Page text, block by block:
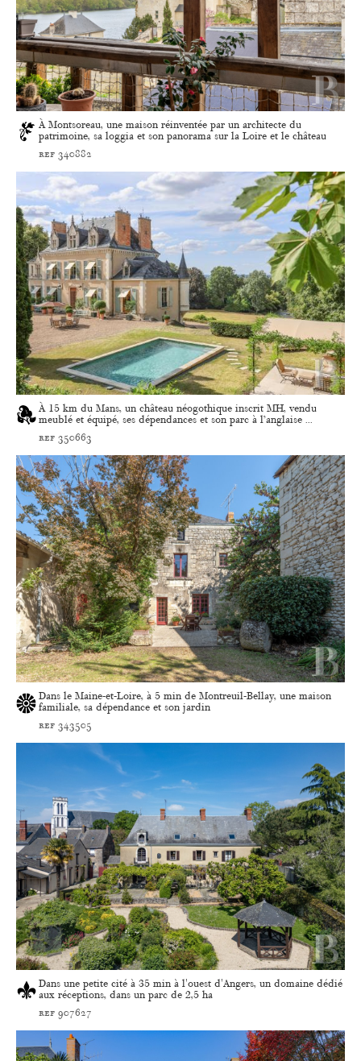
À Montsoreau, une maison réinventée par un architecte du
patrimoine, sa loggia et son panorama sur la Loire et le château
ref 340882
À 15 km du Mans, un château néogothique inscrit MH, vendu
meublé et équipé, ses dépendances et son parc à l’anglaise ...
ref 350663
Dans le Maine-et-Loire, à 5 min de Montreuil-Bellay, une maison
familiale, sa dépendance et son jardin
ref 343505
Dans une petite cité à 35 min à l'ouest d'Angers, un domaine dédié
aux réceptions, dans un parc de 2,5 ha
ref 907627